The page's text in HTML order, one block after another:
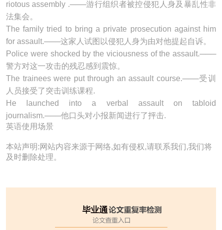
riotous assembly .───游行组织者被控侵犯人身及暴乱性非
法集会。
The family tried to bring a private prosecution against him
for assault.───这家人试图以侵犯人身为由对他提起自诉。
Police were shocked by the viciousness of the assault.───
警方对这一攻击的残忍感到震惊。
The trainees were put through anassault course.───受训
人员接受了突击训练课程.
He launched into a verbal assaulton tabloid
journalism.───他口头对小报新闻进行了抨击.
英语使用场景
本站声明:网站内容来源于网络,如有侵权,请联系我们,我们将
及时删除处理。